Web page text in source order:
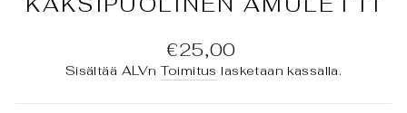
Normaali
hinta
€25,00
Sisältää ALVnToimitus lasketaan kassalla.